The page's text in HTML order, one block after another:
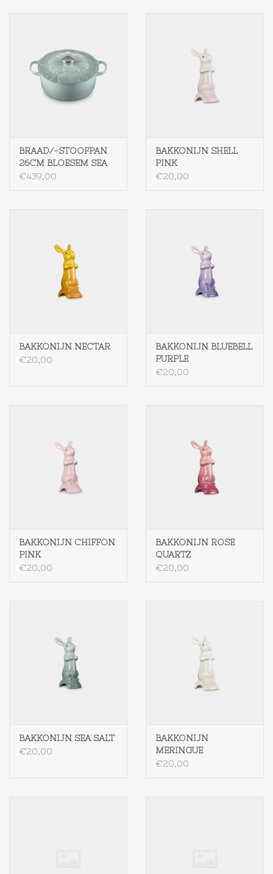
BRAAD/-STOOFPAN
26CM BLOESEM SEA
SALT
€439,00
BAKKONIJN SHELL
PINK
€20,00
BAKKONIJN NECTAR
€20,00
BAKKONIJN BLUEBELL
PURPLE
€20,00
BAKKONIJN CHIFFON
PINK
€20,00
BAKKONIJN ROSE
QUARTZ
€20,00
BAKKONIJN SEA SALT
€20,00
BAKKONIJN
MERINGUE
€20,00